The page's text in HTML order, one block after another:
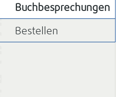
Buchbesprechungen
Bestellen